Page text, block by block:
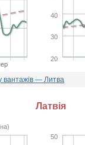
20
30
40
вантажів — Литва
Латвія
50